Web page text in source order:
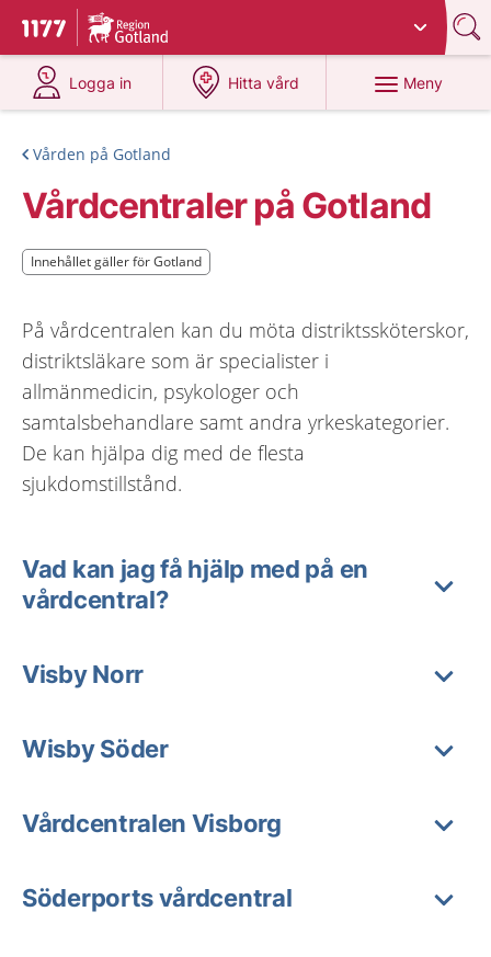
Till startsidan för 1177
Du har valt region
Logga in
på 1177.se
Hitta vård
på 1177.se
Meny
Vården på Gotland
Vårdcentraler på Gotland
Innehållet gäller för Gotland
Innehållet gäller för Gotland
På vårdcentralen kan du möta distriktssköterskor,
distriktsläkare som är specialister i
allmänmedicin, psykologer och
samtalsbehandlare samt andra yrkeskategorier.
De kan hjälpa dig med de flesta
sjukdomstillstånd.
Vad kan jag få hjälp med på en
vårdcentral?
Visby Norr
Wisby Söder
Vårdcentralen Visborg
Söderports vårdcentral